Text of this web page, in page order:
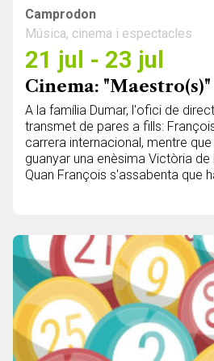
Camprodon
Música, cinema i espectacles
21 jul - 23 jul
Cinema: "Maestro(s)"
A la família Dumar, l'ofici de
transmet de pares a fills:
carrera internacional, mentre
guanyar una enèsima Victòria
Quan François s'assabenta que